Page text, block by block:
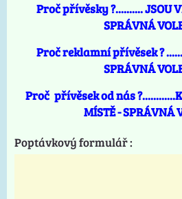
Proč přívěsky ?.......... JSOU
SPRÁVNÁ
Proč reklamní přívěsek ?
SPRÁVNÁ
Proč přívěsek od nás
MÍSTĚ - SPRÁVNÁ
Poptávkový formulář :